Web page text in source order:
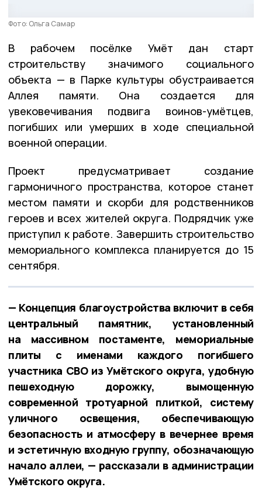
Фото: Ольга Самар
В рабочем посёлке Умёт дан старт
строительству значимого социального
объекта — в Парке культуры обустраивается
Аллея памяти. Она создается для
увековечивания подвига воинов-умётцев,
погибших или умерших в ходе специальной
военной операции.
Проект предусматривает создание
гармоничного пространства, которое станет
местом памяти и скорби для родственников
героев и всех жителей округа. Подрядчик уже
приступил к работе. Завершить строительство
мемориального комплекса планируется до 15
сентября.
— Концепция благоустройства включит в себя
центральный памятник, установленный
на массивном постаменте, мемориальные
плиты с именами каждого погибшего
участника СВО из Умётского округа, удобную
пешеходную дорожку, вымощенную
современной тротуарной плиткой, систему
уличного освещения, обеспечивающую
безопасность и атмосферу в вечернее время
и эстетичную входную группу, обозначающую
начало аллеи, — рассказали в администрации
Умётского округа.